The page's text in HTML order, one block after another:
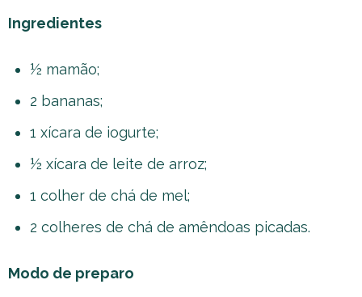
Ingredientes
½ mamão;
2 bananas;
1 xícara de iogurte;
½ xícara de leite de arroz;
1 colher de chá de mel;
2 colheres de chá de amêndoas picadas.
Modo de preparo